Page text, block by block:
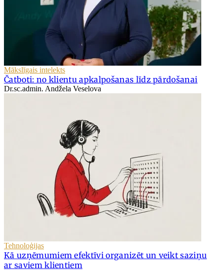
Mākslīgais intelekts
Čatboti: no klientu apkalpošanas līdz pārdošanai
Dr.sc.admin. Andžela Veselova
Tehnoloģijas
Kā uzņēmumiem efektīvi organizēt un veikt saziņu
ar saviem klientiem